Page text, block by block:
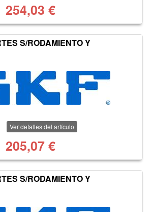
254,03 €
S/RODAMIENTO Y
Ver detalles del artículo
205,07€
S/RODAMIENTO Y